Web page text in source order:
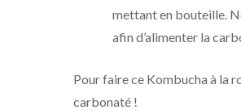
mettant en bouteille.
afin d’alimenter la
Pour faire ce Kombucha à la
carbonaté !